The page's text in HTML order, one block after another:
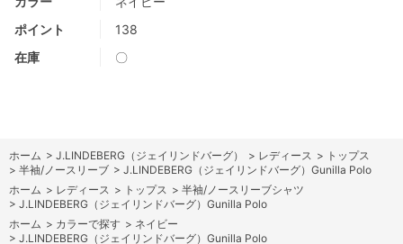
ポイント
138
在庫
〇
ホーム > J.LINDEBERG（ジェイリンドバーグ） > レディース > トップス
> 半袖/ノースリーブ > J.LINDEBERG（ジェイリンドバーグ）Gunilla Polo
ホーム > レディース > トップス > 半袖/ノースリーブシャツ
> J.LINDEBERG（ジェイリンドバーグ）Gunilla Polo
ホーム > カラーで探す > ネイビー
> J.LINDEBERG（ジェイリンドバーグ）Gunilla Polo